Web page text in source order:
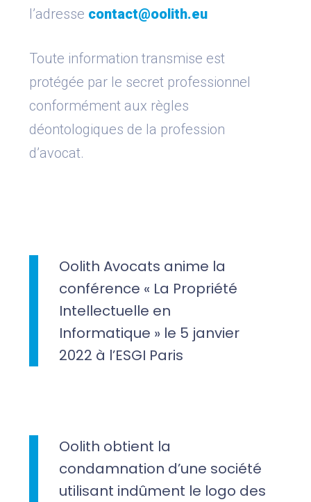
l’adresse contact@oolith.eu
Toute information transmise est
protégée par le secret professionnel
conformément aux règles
déontologiques de la profession
d’avocat.
Oolith Avocats anime la
conférence « La Propriété
Intellectuelle en
Informatique » le 5 janvier
2022 à l’ESGI Paris
Oolith obtient la
condamnation d’une société
utilisant indûment le logo des